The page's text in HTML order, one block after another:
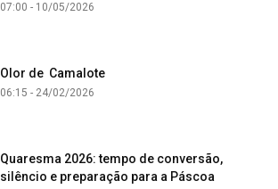
07:00 - 10/05/2026
Olor de Camalote
06:15 - 24/02/2026
Quaresma 2026: tempo de conversão,
silêncio e preparação para a Páscoa